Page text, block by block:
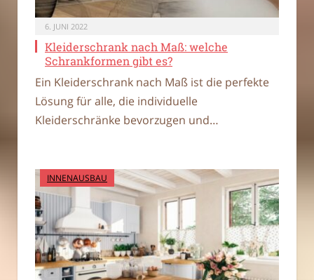
6. JUNI 2022
Kleiderschrank nach Maß: welche
Schrankformen gibt es?
Ein Kleiderschrank nach Maß ist die perfekte
Lösung für alle, die individuelle
Kleiderschränke bevorzugen und…
INNENAUSBAU